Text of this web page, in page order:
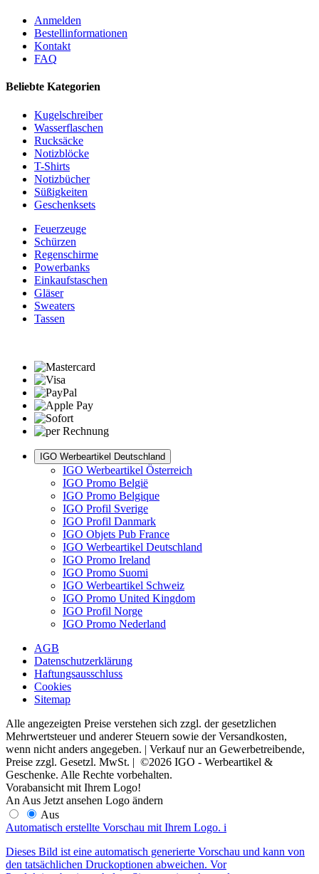
Anmelden
Bestellinformationen
Kontakt
FAQ
Beliebte Kategorien
Kugelschreiber
Wasserflaschen
Rucksäcke
Notizblöcke
T-Shirts
Notizbücher
Süßigkeiten
Geschenksets
Feuerzeuge
Schürzen
Regenschirme
Powerbanks
Einkaufstaschen
Gläser
Sweaters
Tassen
IGO Werbeartikel Deutschland
IGO Werbeartikel Österreich
IGO Promo België
IGO Promo Belgique
IGO Profil Sverige
IGO Profil Danmark
IGO Objets Pub France
IGO Werbeartikel Deutschland
IGO Promo Ireland
IGO Promo Suomi
IGO Werbeartikel Schweiz
IGO Promo United Kingdom
IGO Profil Norge
IGO Promo Nederland
AGB
Datenschutzerklärung
Haftungsausschluss
Cookies
Sitemap
Alle angezeigten Preise verstehen sich zzgl. der gesetzlichen
Mehrwertsteuer und anderer Steuern sowie der Versandkosten,
wenn nicht anders angegeben. | Verkauf nur an Gewerbetreibende,
Preise zzgl. Gesetzl. MwSt. | ©2026 IGO - Werbeartikel &
Geschenke. Alle Rechte vorbehalten.
Vorabansicht mit Ihrem Logo!
An Aus Jetzt ansehen Logo ändern
Aus
Automatisch erstellte Vorschau mit Ihrem Logo. i
Dieses Bild ist eine automatisch generierte Vorschau und kann von
den tatsächlichen Druckoptionen abweichen. Vor